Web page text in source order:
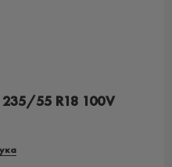
235/55 R18 100V